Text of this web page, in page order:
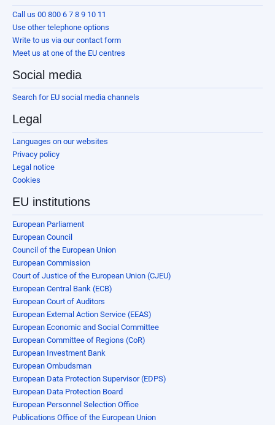
Call us 00 800 6 7 8 9 10 11
Use other telephone options
Write to us via our contact form
Meet us at one of the EU centres
Social media
Search for EU social media channels
Legal
Languages on our websites
Privacy policy
Legal notice
Cookies
EU institutions
European Parliament
European Council
Council of the European Union
European Commission
Court of Justice of the European Union (CJEU)
European Central Bank (ECB)
European Court of Auditors
European External Action Service (EEAS)
European Economic and Social Committee
European Committee of Regions (CoR)
European Investment Bank
European Ombudsman
European Data Protection Supervisor (EDPS)
European Data Protection Board
European Personnel Selection Office
Publications Office of the European Union